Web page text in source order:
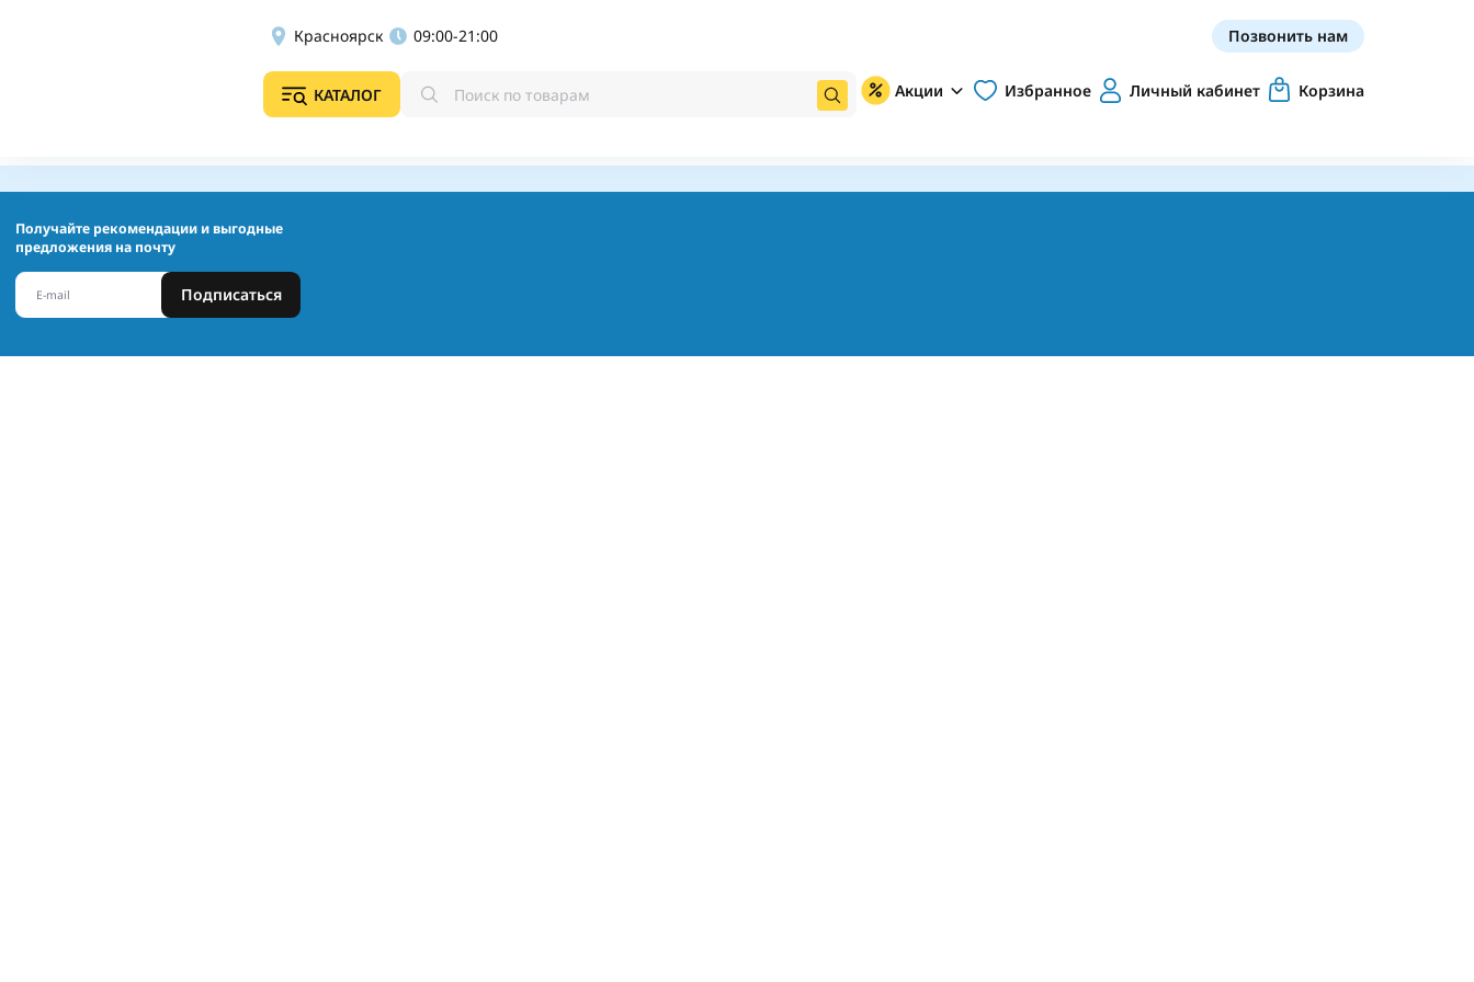
Красноярск 09:00-21:00 Позвонить нам
КАТАЛОГ Акции Избранное Личный кабинет Корзина
Получайте рекомендации и выгодные
предложения на почту
Подписаться